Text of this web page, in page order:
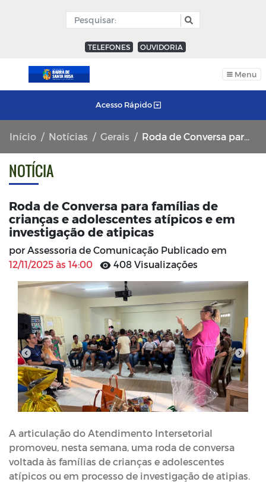
TELEFONES OUVIDORIA
Menu
Acesso Rápido
Início Notícias Gerais Roda de Conversa para famílias de crianças e adolescentes atípicos e em investigação de atipicas
NOTÍCIA
Roda de Conversa para famílias de
crianças e adolescentes atípicos e em
investigação de atipicas
por Assessoria de Comunicação Publicado em
12/11/2025 às 14:00
408 Visualizações
A articulação do Atendimento Intersetorial
promoveu, nesta semana, uma roda de conversa
voltada às famílias de crianças e adolescentes
atípicos ou em processo de investigação de atipias.